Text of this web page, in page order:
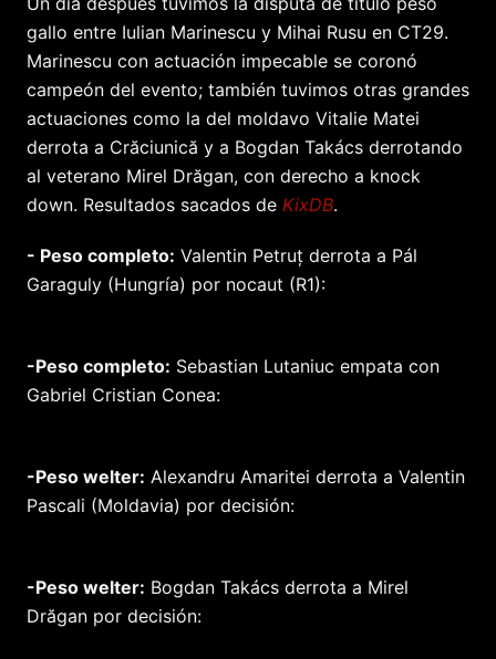
gallo entre Iulian Marinescu y Mihai Rusu en CT29.
Marinescu con actuación impecable se coronó
campeón del evento; también tuvimos otras grandes
actuaciones como la del moldavo Vitalie Matei
derrota a Crăciunică y a Bogdan Takács derrotando
al veterano Mirel Drăgan, con derecho a knock
down. Resultados sacados de KixDB.
- Peso completo: Valentin Petruț derrota a Pál
Garaguly (Hungría) por nocaut (R1):
-Peso completo: Sebastian Lutaniuc empata con
Gabriel Cristian Conea:
-Peso welter: Alexandru Amaritei derrota a Valentin
Pascali (Moldavia) por decisión:
-Peso welter: Bogdan Takács derrota a Mirel
Drăgan por decisión: